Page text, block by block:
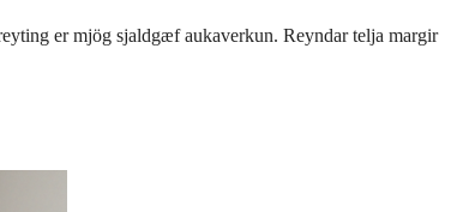
er mjög sjaldgæf aukaverkun. Reyndar telja margir